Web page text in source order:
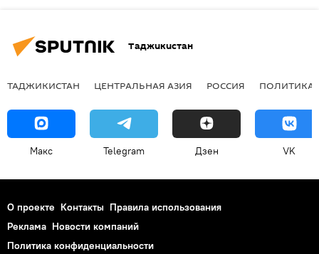
Таджикистан
ТАДЖИКИСТАН ЦЕНТРАЛЬНАЯ АЗИЯ РОССИЯ ПОЛИТИКА
Макс Telegram Дзен VK
О проекте Контакты Правила использования
Реклама Новости компаний
Политика конфиденциальности